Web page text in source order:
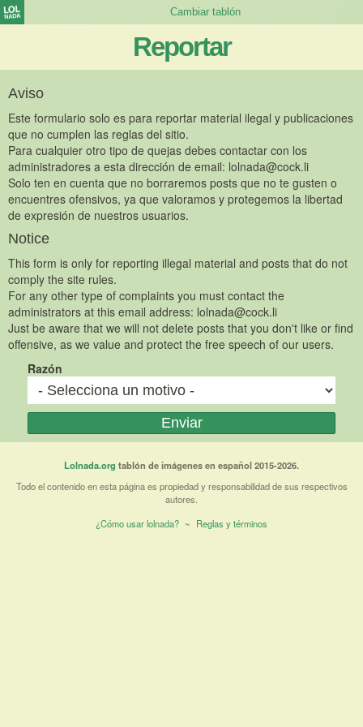
Reportar
Aviso
Este formulario solo es para reportar material ilegal y publicaciones
que no cumplen las reglas del sitio.
Para cualquier otro tipo de quejas debes contactar con los
administradores a esta dirección de email: lolnada@cock.li
Solo ten en cuenta que no borraremos posts que no te gusten o
encuentres ofensivos, ya que valoramos y protegemos la libertad
de expresión de nuestros usuarios.
Notice
This form is only for reporting illegal material and posts that do not
comply the site rules.
For any other type of complaints you must contact the
administrators at this email address: lolnada@cock.li
Just be aware that we will not delete posts that you don't like or find
offensive, as we value and protect the free speech of our users.
Razón
Lolnada.org tablón de imágenes en español 2015-2026.
Todo el contenido en esta página es propiedad y responsabilidad de sus respectivos
autores.
¿Cómo usar lolnada? ~ Reglas y términos